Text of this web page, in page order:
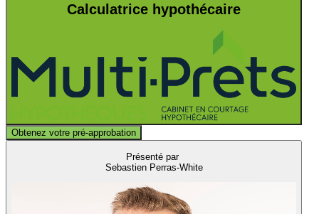
Calculatrice hypothécaire
Obtenez votre pré-approbation
Présenté par
Sebastien Perras-White